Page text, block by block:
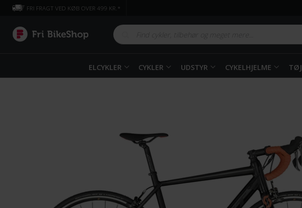
FRI FRAGT VED KØB OVER 499 KR.*
ELCYKLER CYKLER UDSTYR CYKELHJELME TØJ